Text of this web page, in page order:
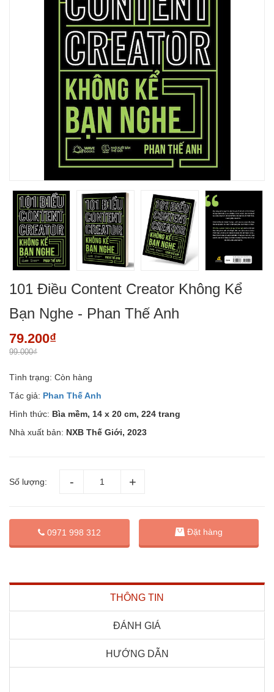
101 Điều Content Creator Không Kể
Bạn Nghe - Phan Thế Anh
79.200₫
99.000₫
Tình trạng: Còn hàng
Tác giả: Phan Thế Anh
Hình thức: Bìa mềm, 14 x 20 cm, 224 trang
Nhà xuất bản: NXB Thế Giới, 2023
Số lượng:
0971 998 312 Đặt hàng
THÔNG TIN
ĐÁNH GIÁ
HƯỚNG DẪN